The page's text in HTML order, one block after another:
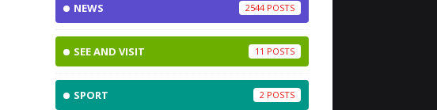
NEWS 2544
SEE AND VISIT 11
SPORT 2